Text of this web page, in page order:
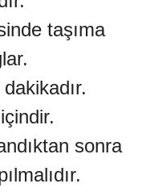
taşıma
sonra